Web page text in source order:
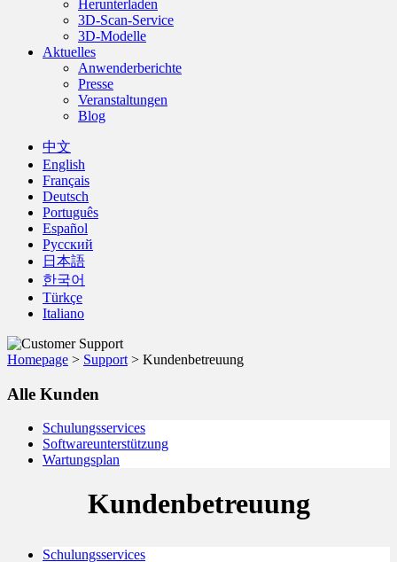
Herunterladen
3D-Scan-Service
3D-Modelle
Aktuelles
Anwenderberichte
Presse
Veranstaltungen
Blog
中文
English
Français
Deutsch
Português
Español
Русский
日本語
한국어
Türkçe
Italiano
Homepage > Support > Kundenbetreuung
Alle Kunden
Schulungsservices
Softwareunterstützung
Wartungsplan
Kundenbetreuung
Schulungsservices